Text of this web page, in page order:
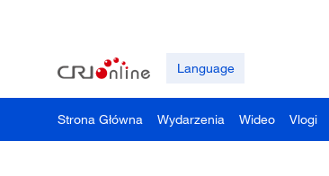
Language
Strona Główna Wydarzenia Wideo Vlogi